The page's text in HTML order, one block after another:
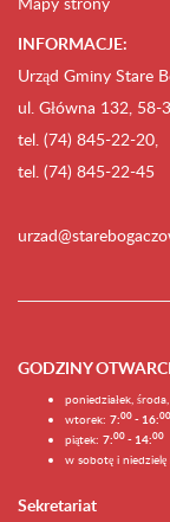
INFORMACJE:
Urząd Gminy Stare
ul. Główna 132,
tel. (74) 845-22-20,
tel. (74) 845-22-45
GODZINY
poniedziałek,
wtorek: 7:00 - 16:00
piątek: 7:00 - 14:00
w sobotę i niedzielę
Sekretariat